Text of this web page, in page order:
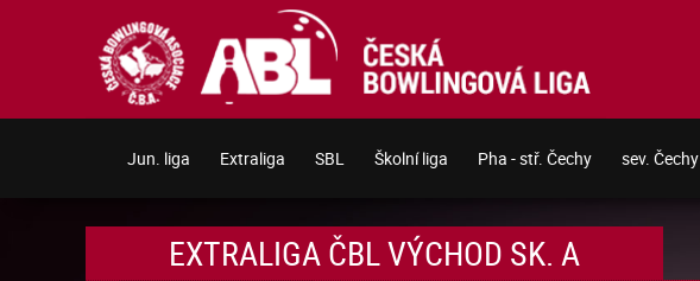
Jun. liga Extraliga SBL Školní liga Pha - stř. Čechy sev. Čechy
EXTRALIGA ČBL VÝCHOD SK. A